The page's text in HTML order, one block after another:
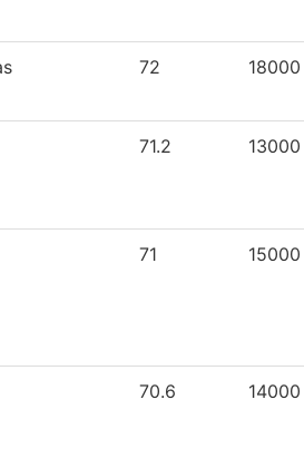
72 18000
71.2 13000
71 15000
70.6 14000